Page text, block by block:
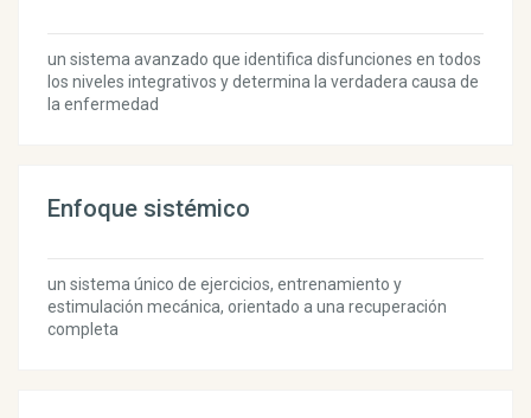
un sistema avanzado que identifica disfunciones en todos
los niveles integrativos y determina la verdadera causa de
la enfermedad
Enfoque sistémico
un sistema único de ejercicios, entrenamiento y
estimulación mecánica, orientado a una recuperación
completa